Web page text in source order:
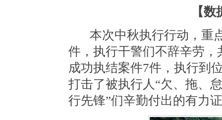
【
本次中秋执行行动，重
件， 执行干警们不辞辛劳，
成功执结案件7件，执行到
打击了被执行人“欠、拖、
行先锋”们辛勤付出的有力